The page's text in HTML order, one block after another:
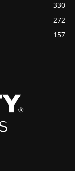
330
272
157